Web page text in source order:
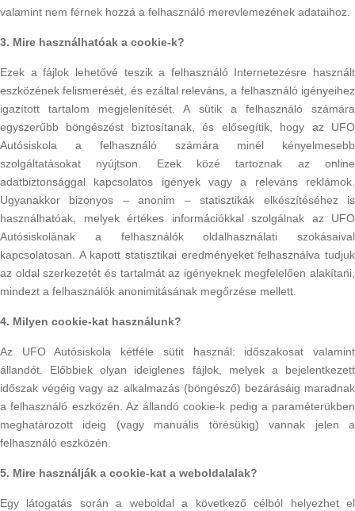
valamint nem férnek hozzá a felhasználó merevlemezének adataihoz.
3. Mire használhatóak a cookie-k?
Ezek a fájlok lehetővé teszik a felhasználó Internetezésre használt
eszközének felismerését, és ezáltal releváns, a felhasználó igényeihez
igazított tartalom megjelenítését. A sütik a felhasználó számára
egyszerűbb böngészést biztosítanak, és elősegítik, hogy az UFO
Autósiskola a felhasználó számára minél kényelmesebb
szolgáltatásokat nyújtson. Ezek közé tartoznak az online
adatbiztonsággal kapcsolatos igények vagy a releváns reklámok.
Ugyanakkor bizonyos – anonim – statisztikák elkészítéséhez is
használhatóak, melyek értékes információkkal szolgálnak az UFO
Autósiskolának a felhasználók oldalhasználati szokásaival
kapcsolatosan. A kapott statisztikai eredményeket felhasználva tudjuk
az oldal szerkezetét és tartalmát az igényeknek megfelelően alakítani,
mindezt a felhasználók anonimitásának megőrzése mellett.
4. Milyen cookie-kat használunk?
Az UFO Autósiskola kétféle sütit használ: időszakosat valamint
állandót. Előbbiek olyan ideiglenes fájlok, melyek a bejelentkezett
időszak végéig vagy az alkalmazás (böngésző) bezárásáig maradnak
a felhasználó eszközén. Az állandó cookie-k pedig a paraméterükben
meghatározott ideig (vagy manuális törésükig) vannak jelen a
felhasználó eszközén.
5. Mire használják a cookie-kat a weboldalalak?
Egy látogatás során a weboldal a következő célból helyezhet el